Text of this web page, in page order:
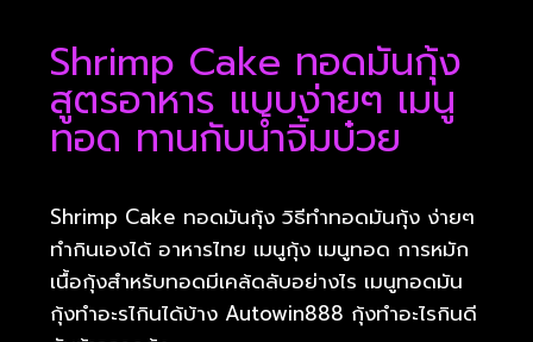
Shrimp Cake ทอดมันกุ้ง
สูตรอาหาร แบบง่ายๆ เมนู
ทอด ทานกับน้ำจิ้มบ๋วย
Shrimp Cake ทอดมันกุ้ง วิธีทำทอดมันกุ้ง ง่ายๆ
ทำกินเองได้ อาหารไทย เมนูกุ้ง เมนูทอด การหมัก
เนื้อกุ้งสำหรับทอดมีเคล้ดลับอย่างไร เมนูทอดมัน
กุ้งทำอะรไกินได้บ้าง Autowin888 กุ้งทำอะไรกินดี